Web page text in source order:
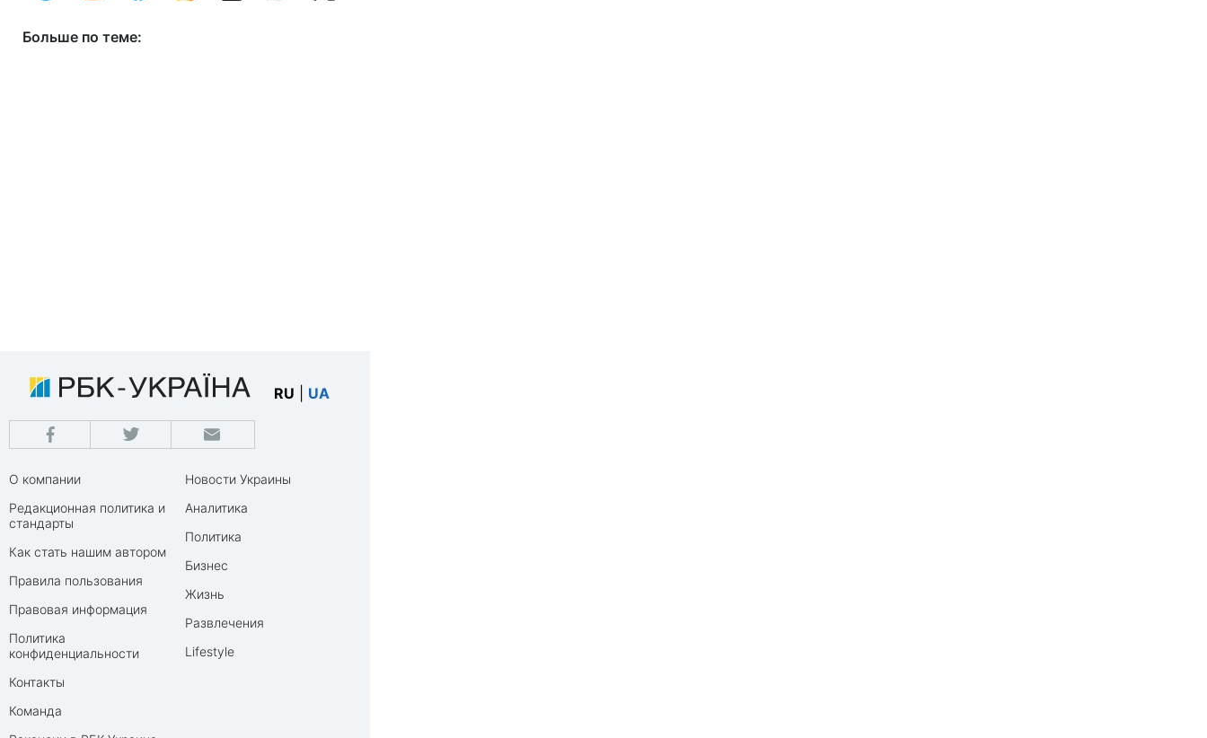
Больше по теме:
RU UA
О компании
Редакционная политика и
стандарты
Как стать нашим автором
Правила пользования
Правовая информация
Политика
конфиденциальности
Контакты
Команда
Новости Украины
Аналитика
Политика
Бизнес
Жизнь
Развлечения
Lifestyle